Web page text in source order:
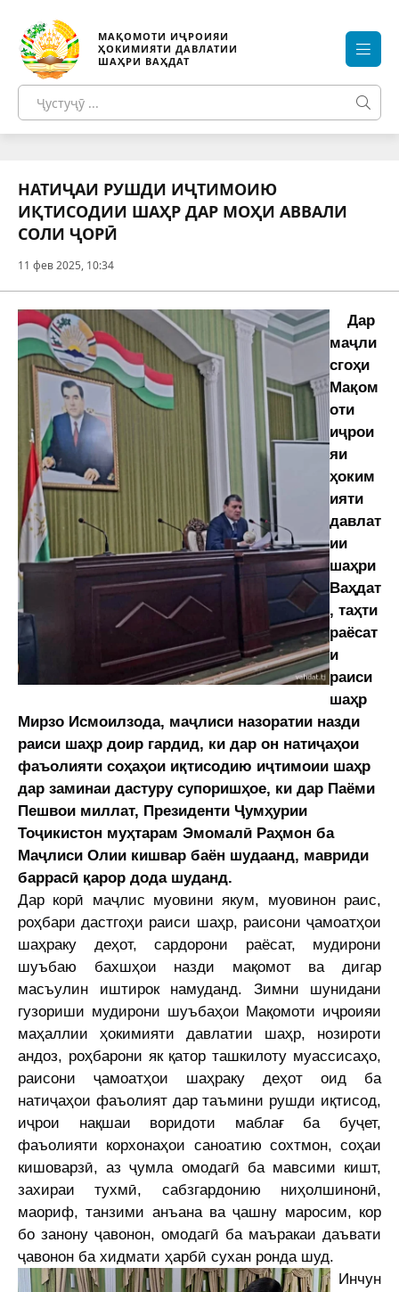
МАҚОМОТИ ИҶРОИЯИ
ҲОКИМИЯТИ ДАВЛАТИИ
ШАҲРИ ВАҲДАТ
НАТИҶАИ РУШДИ ИҶТИМОИЮ
ИҚТИСОДИИ ШАҲР ДАР МОҲИ АВВАЛИ
СОЛИ ҶОРӢ
11 фев 2025, 10:34
Дар
маҷли
сгоҳи
Мақом
оти
иҷрои
яи
ҳоким
ияти
давлат
ии
шаҳри
Ваҳдат
, таҳти
раёсат
и
раиси
шаҳр
Мирзо Исмоилзода, маҷлиси назоратии назди
раиси шаҳр доир гардид, ки дар он натиҷаҳои
фаъолияти соҳаҳои иқтисодию иҷтимоии шаҳр
дар заминаи дастуру супоришҳое, ки дар Паёми
Пешвои миллат, Президенти Ҷумҳурии
Тоҷикистон муҳтарам Эмомалӣ Раҳмон ба
Маҷлиси Олии кишвар баён шудаанд, мавриди
баррасӣ қарор дода шуданд.
Дар корӣ маҷлис муовини якум, муовинон раис,
роҳбари дастгоҳи раиси шаҳр, раисони ҷамоатҳои
шаҳраку деҳот, сардорони раёсат, мудирони
шуъбаю бахшҳои назди мақомот ва дигар
масъулин иштирок намуданд. Зимни шунидани
гузориши мудирони шуъбаҳои Мақомоти иҷроияи
маҳаллии ҳокимияти давлатии шаҳр, нозироти
андоз, роҳбарони як қатор ташкилоту муассисаҳо,
раисони ҷамоатҳои шаҳраку деҳот оид ба
натиҷаҳои фаъолият дар таъмини рушди иқтисод,
иҷрои нақшаи воридоти маблағ ба буҷет,
фаъолияти корхонаҳои саноатию сохтмон, соҳаи
кишоварзӣ, аз ҷумла омодагӣ ба мавсими кишт,
захираи тухмӣ, сабзгардонию ниҳолшинонӣ,
маориф, танзими анъана ва ҷашну маросим, кор
бо занону ҷавонон, омодагӣ ба маъракаи даъвати
ҷавонон ба хидмати ҳарбӣ сухан ронда шуд.
Инчун